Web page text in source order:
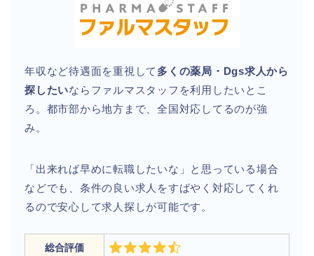
年収など待遇面を重視して 多くの薬局・Dgs求人から
探したいならファルマスタッフを利用したいとこ
ろ。都市部から地方まで、全国対応してるのが強
み。
「出来れば早めに転職したいな」と思っている場合
などでも、条件の良い求人をすばやく対応してくれ
るので安心して求人探しが可能です。
総合評価